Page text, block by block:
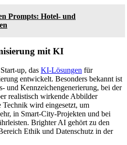
Prompts: Hotel- und
mit KI
up, das KI-Lösungen für
entwickelt. Besonders bekannt ist
und Kennzeichengenerierung, bei der
realistisch wirkende Abbilder
wird eingesetzt, um
in Smart-City-Projekten und bei
Brighter AI gehört zu den
Ethik und Datenschutz in der